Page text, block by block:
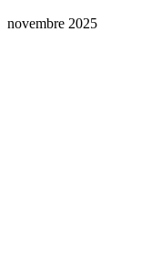
novembre 2025